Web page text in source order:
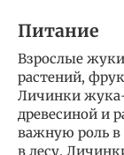
Питание
Взрослые
растений,
Личинки
древесиной и
важную роль в
в лесу.